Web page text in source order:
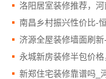
南昌乡村振兴性价比-
新郑住宅装修靠谱吗_